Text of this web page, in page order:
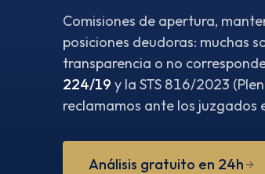
Comisiones de apertura,
posiciones deudoras: muchas
transparencia o no
224/19 y la STS 816/2023
reclamamos ante los juzgados
Análisis gratuito en 24h